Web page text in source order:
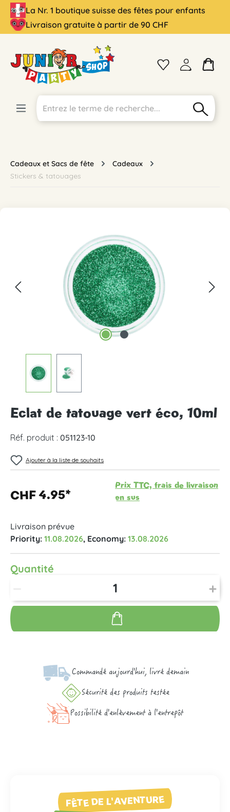
principal
La Nr. 1 boutique suisse des fêtes pour enfants
Livraison gratuite à partir de 90 CHF
Cadeaux et Sacs de fête
Cadeaux
Stickers & tatouages
Ignorer la galerie d'images
Eclat de tatouage vert éco, 10ml
Réf. produit : 051123-10
Ajouter à la liste de souhaits
CHF 4.95*
Prix TTC, frais de livraison
en sus
Livraison prévue
Priority: 11.08.2026, Economy: 13.08.2026
Quantité
Commandé aujourd'hui, livré demain
Sécurité des produits testée
Possibilité d'enlèvement à l'entrepôt
FÊTE DE L'AVENTURE